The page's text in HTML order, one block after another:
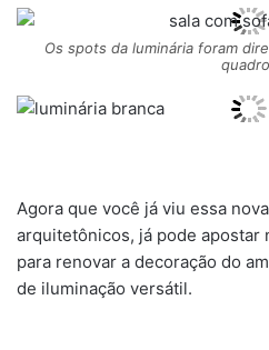
Os spots da luminária foram
Agora que você já viu essa
arquitetônicos, já pode apostar
para renovar a decoração do
de iluminação versátil.